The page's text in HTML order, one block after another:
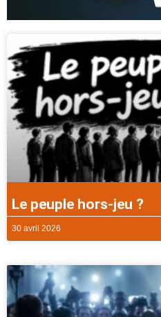
Le peuple hors-jeu ?
30 avril 2026